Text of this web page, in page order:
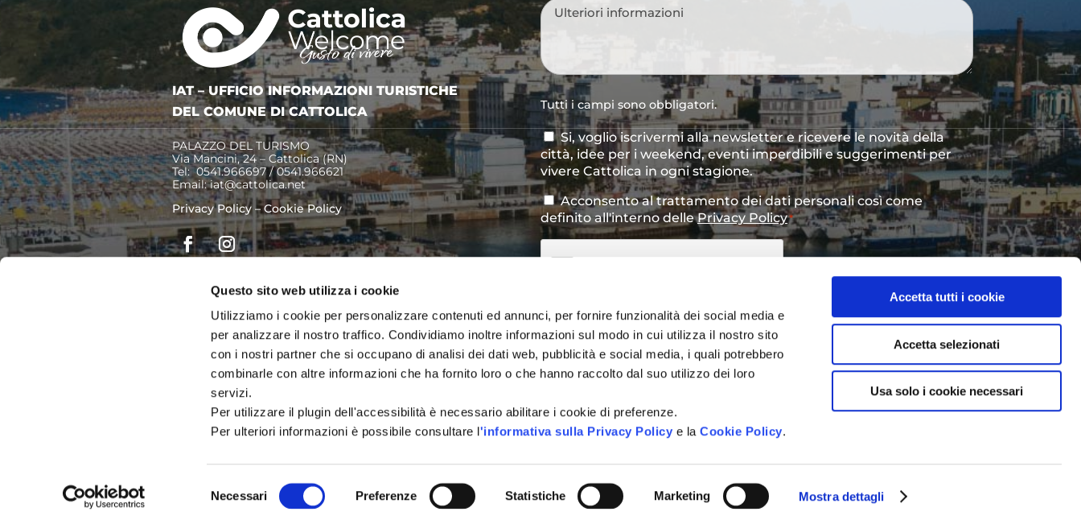
Questo sito web utilizza i cookie
Utilizziamo i cookie per personalizzare contenuti ed annunci, per fornire funzionalità dei social media e
per analizzare il nostro traffico. Condividiamo inoltre informazioni sul modo in cui utilizza il nostro sito
con i nostri partner che si occupano di analisi dei dati web, pubblicità e social media, i quali potrebbero
combinarle con altre informazioni che ha fornito loro o che hanno raccolto dal suo utilizzo dei loro
servizi.
Per utilizzare il plugin dell'accessibilità è necessario abilitare i cookie di preferenze.
Per ulteriori informazioni è possibile consultare l'informativa sulla Privacy Policy e laCookie Policy.
del
Necessari Preferenze Statistiche Marketing Mostra dettagli
Accetta tutti i cookie
Accetta selezionati
Usa solo i cookie necessari
IAT – UFFICIO INFORMAZIONI TURISTICHE
DEL COMUNE DI CATTOLICA
PALAZZO DEL TURISMO
Via Mancini, 24 – Cattolica (RN)
Tel: 0541.966697 / 0541.966621
Email:iat@cattolica.net
Privacy Policy –Cookie Policy
Messaggio*
Tutti i campi sono obbligatori.
Consenso
newsletter
Si, voglio iscrivermi alla newsletter e ricevere le novità della
città, idee per i weekend, eventi imperdibili e suggerimenti per
vivere Cattolica in ogni stagione.
Consenso*
Acconsento al trattamento dei dati personali così come
definito all'interno dellePrivacy Policy*
INVIA
Prodotto originale frutto delle menti felici e creative di Happy Minds Agency